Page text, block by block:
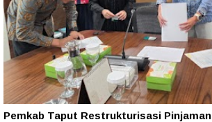
Pemkab Taput Restrukturisasi Pinjaman